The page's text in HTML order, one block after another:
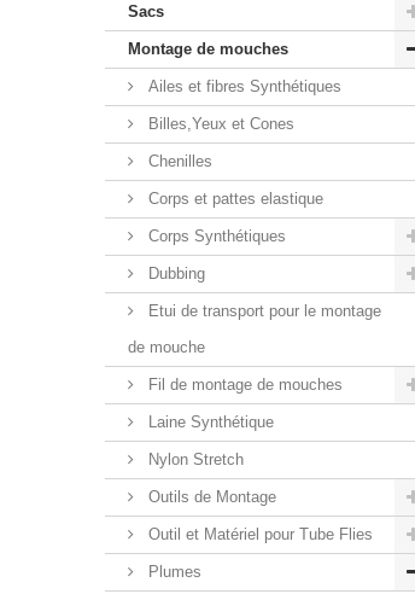
Sacs
Montage de mouches
Ailes et fibres Synthétiques
Billes,Yeux et Cones
Chenilles
Corps et pattes elastique
Corps Synthétiques
Dubbing
Etui de transport pour le montage
de mouche
Fil de montage de mouches
Laine Synthétique
Nylon Stretch
Outils de Montage
Outil et Matériel pour Tube Flies
Plumes